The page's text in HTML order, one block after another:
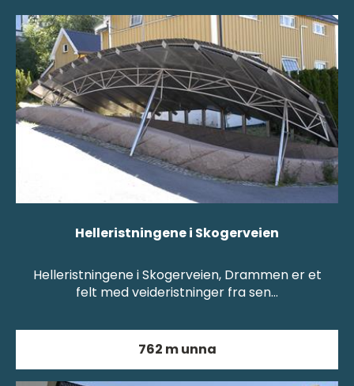
Helleristningene i Skogerveien
Helleristningene i Skogerveien, Drammen er et
felt med veideristninger fra sen…
762 m unna